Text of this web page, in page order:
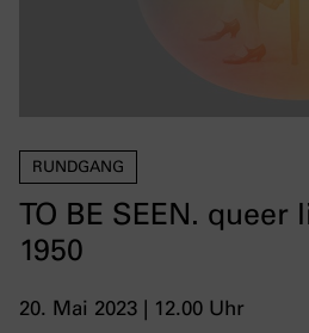
RUNDGANG
TO BE SEEN. queer
1950
20. Mai 2023 | 12.00 Uhr